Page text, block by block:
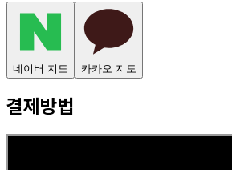
네이버 지도 카카오 지도
결제방법